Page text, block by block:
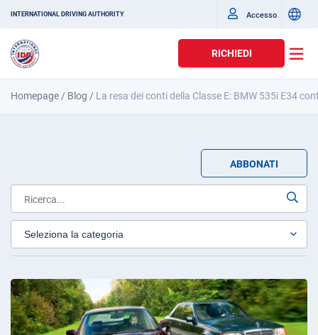
INTERNATIONAL DRIVING AUTHORITY Accesso
RICHIEDI
Homepage / Blog / La resa dei conti della Classe E: BMW 535i E34
ABBONATI